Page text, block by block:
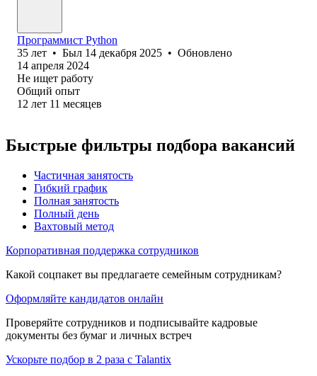
Программист Python
35 лет • Был 14 декабря 2025 • Обновлено
14 апреля 2024
Не ищет работу
Общий опыт
12 лет 11 месяцев
Быстрые фильтры подбора вакансий
Частичная занятость
Гибкий график
Полная занятость
Полный день
Вахтовый метод
Корпоративная поддержка сотрудников
Какой соцпакет вы предлагаете семейным сотрудникам?
Оформляйте кандидатов онлайн
Проверяйте сотрудников и подписывайте кадровые
документы без бумаг и личных встреч
Ускорьте подбор в 2 раза с Talantix